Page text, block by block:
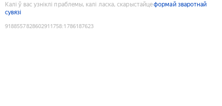
Калі ў вас узніклі праблемы, калі ласка, скарыстайцеформай зваротнай
сувязі
9188557828602911758:1786187623